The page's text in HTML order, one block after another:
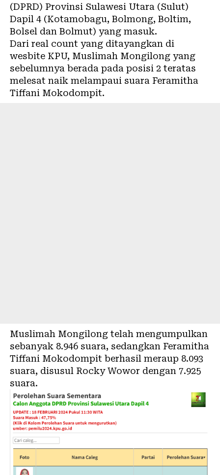
(DPRD) Provinsi Sulawesi Utara (Sulut)
Dapil 4 (Kotamobagu, Bolmong, Boltim,
Bolsel dan Bolmut) yang masuk.
Dari real count yang ditayangkan di
wesbite KPU, Muslimah Mongilong yang
sebelumnya berada pada posisi 2 teratas
melesat naik melampaui suara Feramitha
Tiffani Mokodompit.
Muslimah Mongilong telah mengumpulkan
sebanyak 8.946 suara, sedangkan Feramitha
Tiffani Mokodompit berhasil meraup 8.093
suara, disusul Rocky Wowor dengan 7.925
suara.